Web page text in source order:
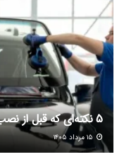
5 نکته‌ای که قبل از نصب شیشه جلو خودرو باید بدانید